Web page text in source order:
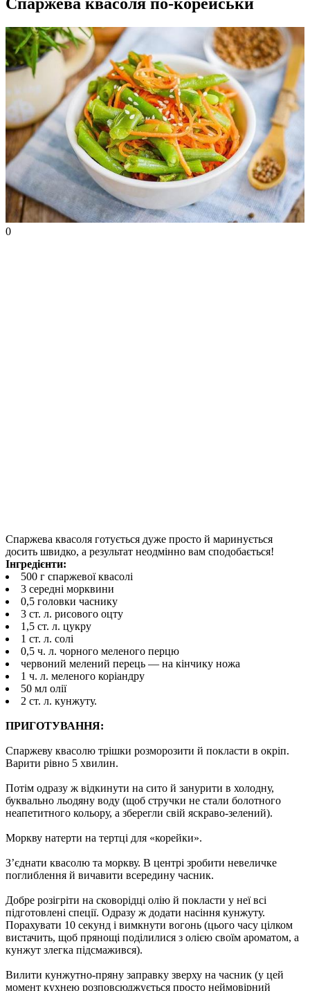
Спаржева квасоля по-корейськи
0
Спаржева квасоля готується дуже просто й маринується
досить швидко, а результат неодмінно вам сподобається!
Інгредієнти:
500 г спаржевої квасолі
3 середні морквини
0,5 головки часнику
3 ст. л. рисового оцту
1,5 ст. л. цукру
1 ст. л. солі
0,5 ч. л. чорного меленого перцю
червоний мелений перець — на кінчику ножа
1 ч. л. меленого коріандру
50 мл олії
2 ст. л. кунжуту.
ПРИГОТУВАННЯ:
Спаржеву квасолю трішки розморозити й покласти в окріп.
Варити рівно 5 хвилин.
Потім одразу ж відкинути на сито й занурити в холодну,
буквально льодяну воду (щоб стручки не стали болотного
неапетитного кольору, а зберегли свій яскраво-зелений).
Моркву натерти на тертці для «корейки».
З’єднати квасолю та моркву. В центрі зробити невеличке
поглиблення й вичавити всередину часник.
Добре розігріти на сковорідці олію й покласти у неї всі
підготовлені спеції. Одразу ж додати насіння кунжуту.
Порахувати 10 секунд і вимкнути вогонь (цього часу цілком
вистачить, щоб прянощі поділилися з олією своїм ароматом, а
кунжут злегка підсмажився).
Вилити кунжутно-пряну заправку зверху на часник (у цей
момент кухнею розповсюджується просто неймовірний